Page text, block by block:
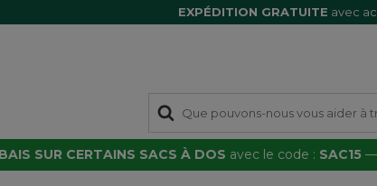
EXPÉDITION GRATUITE avec
SUR CERTAINS SACS À DOS avec le code : SAC15 —